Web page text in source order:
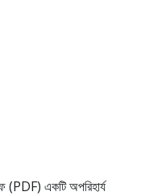
(PDF) একটি অপরিহার্য